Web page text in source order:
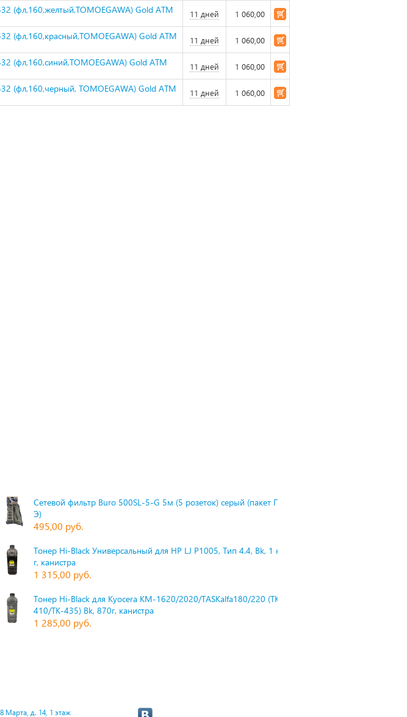
(фл,160,желтый,TOMOEGAWA) Gold ATM 11 дней 1 060,00
(фл,160,красный,TOMOEGAWA) Gold ATM 11 дней 1 060,00
(фл,160,синий,TOMOEGAWA) Gold ATM 11 дней 1 060,00
(фл,160,черный, TOMOEGAWA) Gold ATM 11 дней 1 060,00
Сетевой фильтр Buro 500SL-5-G 5м (5 розеток) серый (пакет П
Э)
495,00 руб.
Тонер Hi-Black Универсальный для HP LJ P1005, Тип 4.4, Bk, 1 к
г, канистра
1 315,00 руб.
Тонер Hi-Black для Kyocera KM-1620/2020/TASKalfa180/220 (TK-
410/TK-435) Bk, 870г, канистра
1 285,00 руб.
Марта, д. 14, 1 этаж